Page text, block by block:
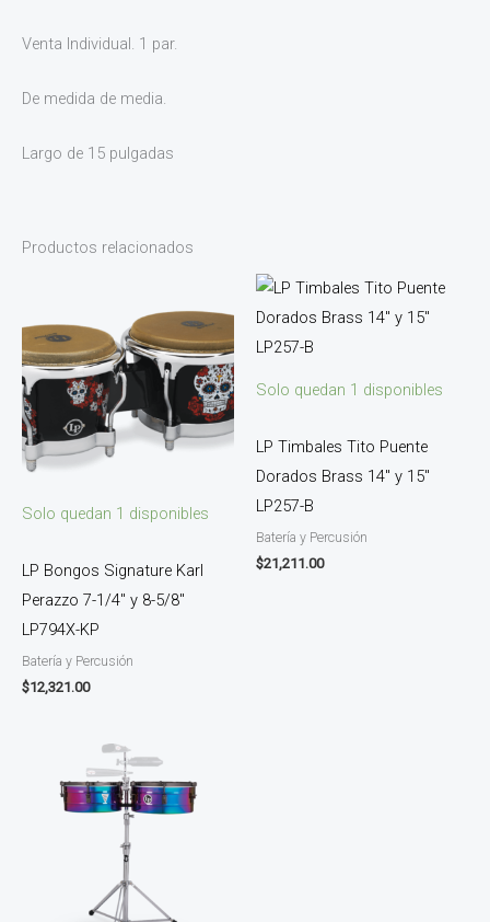
Venta Individual. 1 par.
De medida de media.
Largo de 15 pulgadas
Productos relacionados
Solo quedan 1 disponibles
LP Bongos Signature Karl
Perazzo 7-1/4″ y 8-5/8″
LP794X-KP
Batería y Percusión
$12,321.00
Solo quedan 1 disponibles
LP Timbales Tito Puente
Dorados Brass 14″ y 15″
LP257-B
Batería y Percusión
$21,211.00